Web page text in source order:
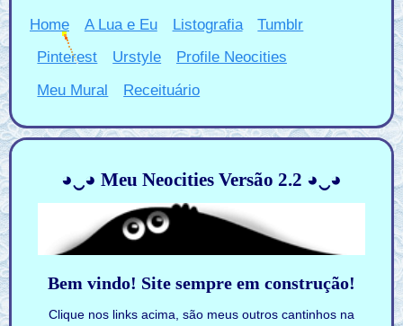
Home A Lua e Eu Listografia
Tumblr
Pinterest
Urstyle
Profile Neocities
Meu Mural
Receituário
◕‿◕ Meu Neocities Versão 2.2 ◕‿◕
Bem vindo! Site sempre em construção!
Clique nos links acima, são meus outros cantinhos na